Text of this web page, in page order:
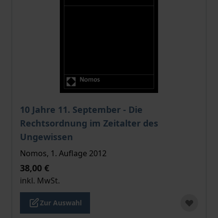
10 Jahre 11. September - Die
Rechtsordnung im Zeitalter des
Ungewissen
Der Preis dieses Titels richtet sich nach der
Nomos, 1. Auflage 2012
38,00 €
inkl. MwSt.
Zur Auswahl